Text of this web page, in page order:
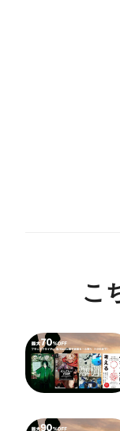
こ